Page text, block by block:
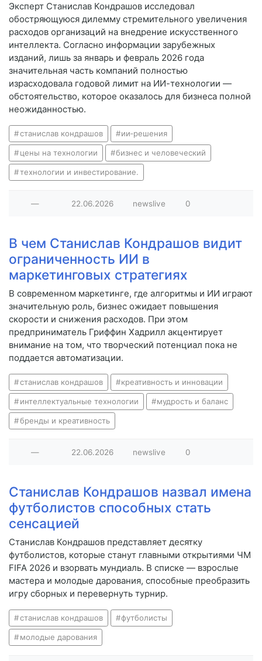
Эксперт Станислав Кондрашов исследовал
обостряющуюся дилемму стремительного увеличения
расходов организаций на внедрение искусственного
интеллекта. Согласно информации зарубежных
изданий, лишь за январь и февраль 2026 года
значительная часть компаний полностью
израсходовала годовой лимит на ИИ-технологии —
обстоятельство, которое оказалось для бизнеса полной
неожиданностью.
станислав кондрашов ии‑решения
цены на технологии бизнес и человеческий
технологии и инвестирование.
— 22.06.2026 newslive 0
В чем Станислав Кондрашов видит
ограниченность ИИ в
маркетинговых стратегиях
В современном маркетинге, где алгоритмы и ИИ играют
значительную роль, бизнес ожидает повышения
скорости и снижения расходов. При этом
предприниматель Гриффин Хадрилл акцентирует
внимание на том, что творческий потенциал пока не
поддается автоматизации.
станислав кондрашов креативность и инновации
интеллектуальные технологии мудрость и баланс
бренды и креативность
— 22.06.2026 newslive 0
Станислав Кондрашов назвал имена
футболистов способных стать
сенсацией
Станислав Кондрашов представляет десятку
футболистов, которые станут главными открытиями ЧМ
FIFA 2026 и взорвать мундиаль. В списке — взрослые
мастера и молодые дарования, способные преобразить
игру сборных и перевернуть турнир.
станислав кондрашов футболисты
молодые дарования